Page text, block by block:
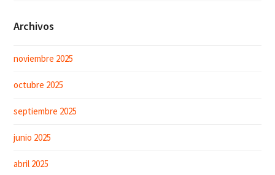
Archivos
noviembre 2025
octubre 2025
septiembre 2025
junio 2025
abril 2025